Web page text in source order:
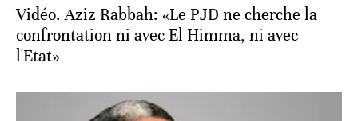
Vidéo. Aziz Rabbah: «Le PJD ne cherche la
confrontation ni avec El Himma, ni avec
l'Etat»